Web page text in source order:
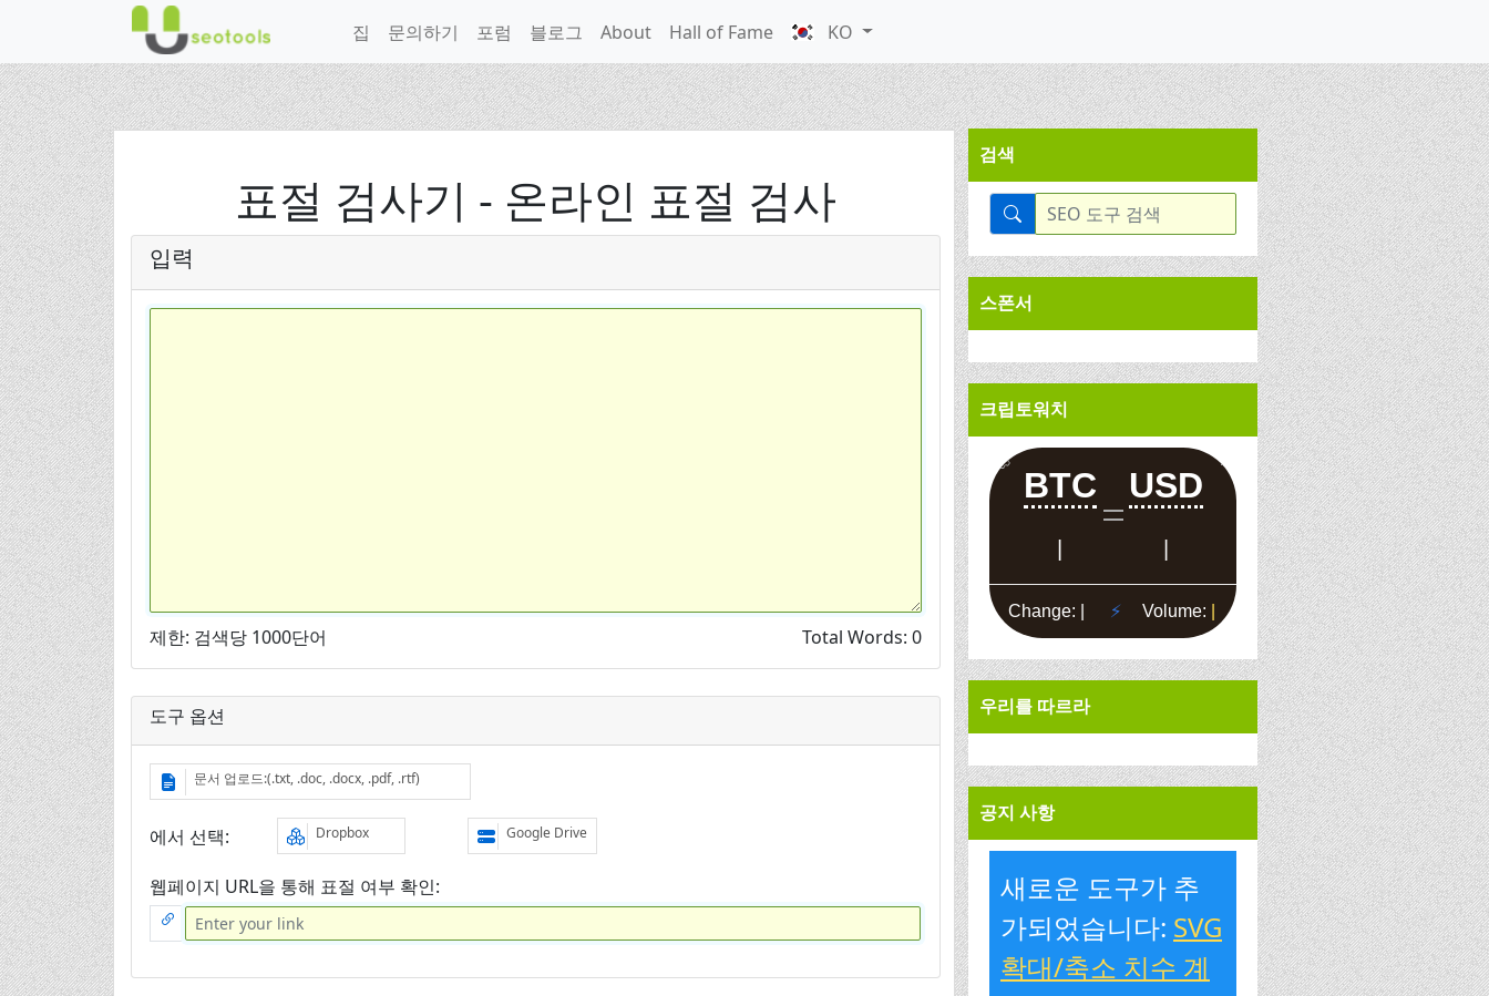
집 문의하기 포럼 블로그 About Hall of Fame KO
표절 검사기 - 온라인 표절 검사
입력
제한: 검색당 1000단어 Total Words: 0
도구 옵션
문서 업로드:(.txt, .doc, .docx, .pdf, .rtf)
에서 선택: Dropbox Google Drive
웹페이지 URL을 통해 표절 여부 확인:
검색
스폰서
크립토워치
우리를 따르라
공지 사항
새로운 도구가 추
가되었습니다: SVG
확대/축소 치수 계